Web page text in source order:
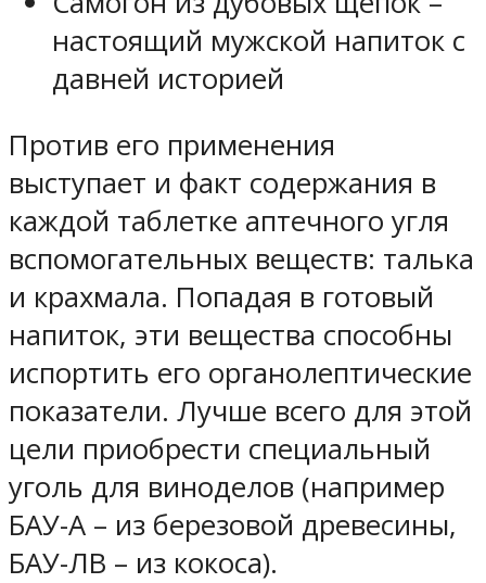
настоящий мужской напиток с
давней историей
Против его применения
выступает и факт содержания в
каждой таблетке аптечного угля
вспомогательных веществ: талька
и крахмала. Попадая в готовый
напиток, эти вещества способны
испортить его органолептические
показатели. Лучше всего для этой
цели приобрести специальный
уголь для виноделов (например
БАУ-А – из березовой древесины,
БАУ-ЛВ – из кокоса).